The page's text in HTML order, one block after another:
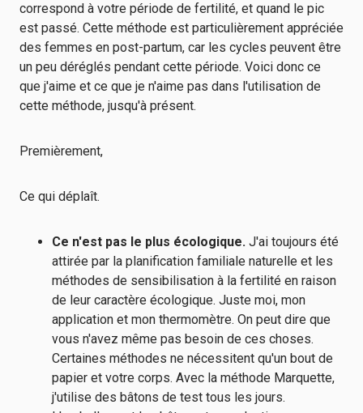
correspond à votre période de fertilité, et quand le pic
est passé. Cette méthode est particulièrement appréciée
des femmes en post-partum, car les cycles peuvent être
un peu déréglés pendant cette période. Voici donc ce
que j'aime et ce que je n'aime pas dans l'utilisation de
cette méthode, jusqu'à présent.
Premièrement,
Ce qui déplaît.
Ce n'est pas le plus écologique. J'ai toujours été
attirée par la planification familiale naturelle et les
méthodes de sensibilisation à la fertilité en raison
de leur caractère écologique. Juste moi, mon
application et mon thermomètre. On peut dire que
vous n'avez même pas besoin de ces choses.
Certaines méthodes ne nécessitent qu'un bout de
papier et votre corps. Avec la méthode Marquette,
j'utilise des bâtons de test tous les jours.